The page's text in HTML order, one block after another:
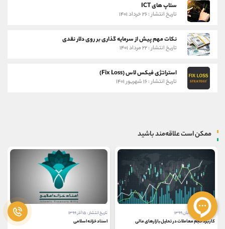
ستاپ های ICT
تاریخ انتشار : ۲۶ خرداد ۱۴۰۱
نکات مهم پیش از سرمایه گذاری بر روی دلار نقدی
تاریخ انتشار : ۲۲ مرداد ۱۴۰۱
استراتژی فیکس لاس (Fix Loss)
تاریخ انتشار : ۱۶ شهریور ۱۴۰۱
ممکن است علاقه‌مند باشید
تاریخ انتشار : ۱۵ آذر ۱۳۹۹
اسناد خزانه اسلامی
تاریخ انتشار : ۱۹ آذر ۱۳۹۹
روش های کسب درآمد از بورس